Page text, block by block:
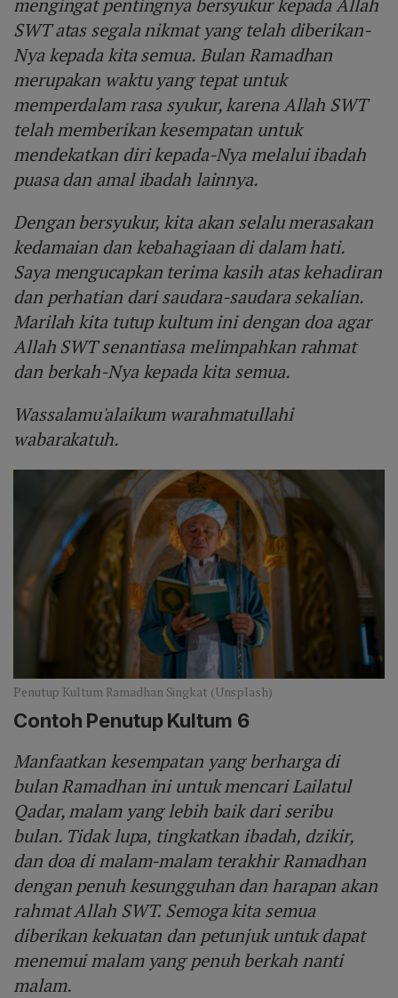
mengingat pentingnya bersyukur kepada Allah
SWT atas segala nikmat yang telah diberikan-
Nya kepada kita semua. Bulan Ramadhan
merupakan waktu yang tepat untuk
memperdalam rasa syukur, karena Allah SWT
telah memberikan kesempatan untuk
mendekatkan diri kepada-Nya melalui ibadah
puasa dan amal ibadah lainnya.
Dengan bersyukur, kita akan selalu merasakan
kedamaian dan kebahagiaan di dalam hati.
Saya mengucapkan terima kasih atas kehadiran
dan perhatian dari saudara-saudara sekalian.
Marilah kita tutup kultum ini dengan doa agar
Allah SWT senantiasa melimpahkan rahmat
dan berkah-Nya kepada kita semua.
Wassalamu'alaikum warahmatullahi
wabarakatuh.
Penutup Kultum Ramadhan Singkat (Unsplash)
Contoh Penutup Kultum 6
Manfaatkan kesempatan yang berharga di
bulan Ramadhan ini untuk mencari Lailatul
Qadar, malam yang lebih baik dari seribu
bulan. Tidak lupa, tingkatkan ibadah, dzikir,
dan doa di malam-malam terakhir Ramadhan
dengan penuh kesungguhan dan harapan akan
rahmat Allah SWT. Semoga kita semua
diberikan kekuatan dan petunjuk untuk dapat
menemui malam yang penuh berkah nanti
malam.